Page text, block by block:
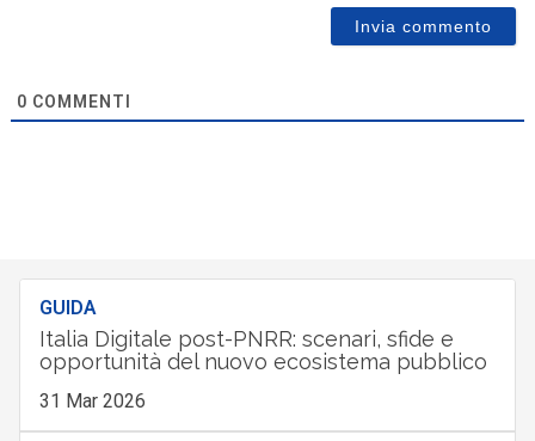
0 COMMENTI
GUIDA
Italia Digitale post-PNRR: scenari, sfide e
opportunità del nuovo ecosistema pubblico
31 Mar 2026